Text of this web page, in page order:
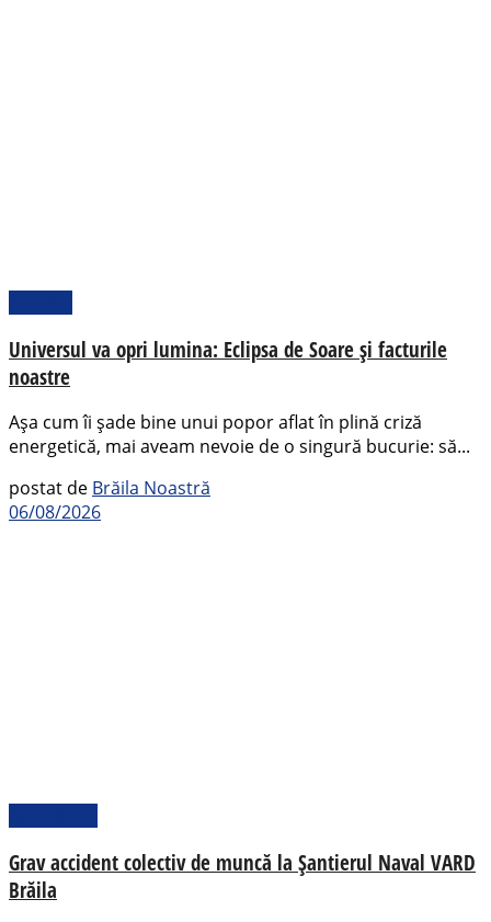
Universul va opri lumina: Eclipsa de Soare și facturile
noastre
Așa cum îi șade bine unui popor aflat în plină criză
energetică, mai aveam nevoie de o singură bucurie: să...
postat de Brăila Noastră
06/08/2026
Grav accident colectiv de muncă la Șantierul Naval VARD
Brăila